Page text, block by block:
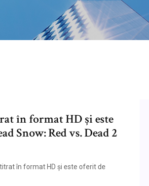
în format HD și este
Snow: Red vs. Dead 2
în format HD și este oferit de